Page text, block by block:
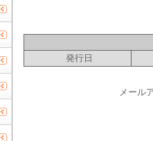
発行日
メール